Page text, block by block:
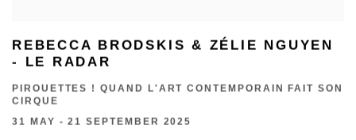
REBECCA BRODSKIS & ZÉLIE NGUYEN
- LE RADAR
PIROUETTES ! QUAND L'ART CONTEMPORAIN FAIT SON
CIRQUE
31 MAY - 21 SEPTEMBER 2025